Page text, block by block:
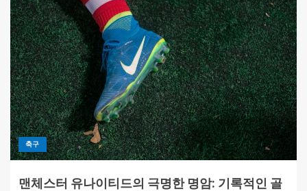
축구
맨체스터 유나이티드의 극명한 명암: 기록적인 골